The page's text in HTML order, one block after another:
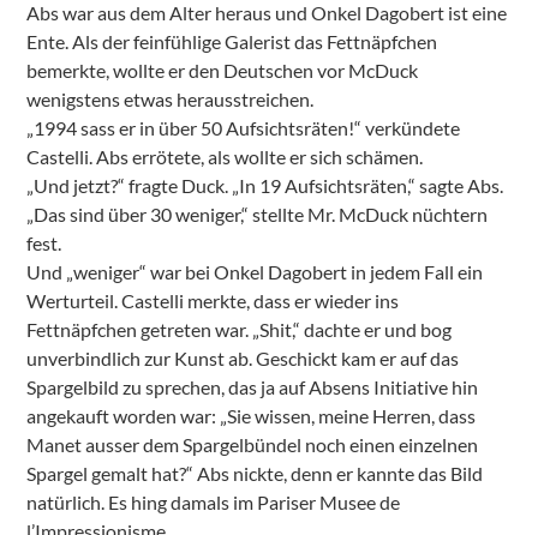
Abs war aus dem Alter heraus und Onkel Dagobert ist eine
Ente. Als der feinfühlige Galerist das Fettnäpfchen
bemerkte, wollte er den Deutschen vor McDuck
wenigstens etwas herausstreichen.
„1994 sass er in über 50 Aufsichtsräten!“ verkündete
Castelli. Abs errötete, als wollte er sich schämen.
„Und jetzt?“ fragte Duck. „In 19 Aufsichtsräten,“ sagte Abs.
„Das sind über 30 weniger,“ stellte Mr. McDuck nüchtern
fest.
Und „weniger“ war bei Onkel Dagobert in jedem Fall ein
Werturteil. Castelli merkte, dass er wieder ins
Fettnäpfchen getreten war. „Shit,“ dachte er und bog
unverbindlich zur Kunst ab. Geschickt kam er auf das
Spargelbild zu sprechen, das ja auf Absens Initiative hin
angekauft worden war: „Sie wissen, meine Herren, dass
Manet ausser dem Spargelbündel noch einen einzelnen
Spargel gemalt hat?“ Abs nickte, denn er kannte das Bild
natürlich. Es hing damals im Pariser Musee de